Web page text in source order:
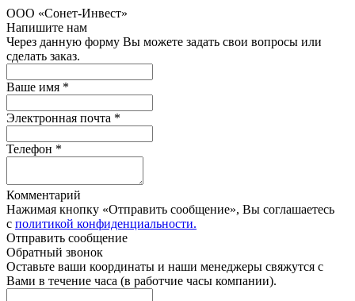
ООО «Сонет-Инвест»
Напишите нам
Через данную форму Вы можете задать свои вопросы или
сделать заказ.
Ваше имя *
Электронная почта *
Телефон *
Комментарий
Нажимая кнопку «Отправить сообщение», Вы соглашаетесь
с политикой конфиденциальности.
Отправить сообщение
Обратный звонок
Оставьте ваши координаты и наши менеджеры свяжутся с
Вами в течение часа (в работчие часы компании).